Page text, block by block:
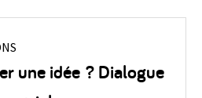
CRÉATIONS
un nom de domaine : ce